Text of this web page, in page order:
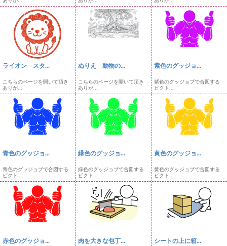
ライオン スタ...
こちらのページを開いて頂き
ありが...
ぬりえ 動物の...
こちらのページを開いて頂き
ありが...
紫色のグッジョ...
紫色のグッジョブで合図する
ピクト...
青色のグッジョ...
青色のグッジョブで合図する
ピクト...
緑色のグッジョ...
緑色のグッジョブで合図する
ピクト...
黄色のグッジョ...
黄色のグッジョブで合図する
ピクト...
赤色のグッジョ... 肉を大きな包丁... シートの上に箱...